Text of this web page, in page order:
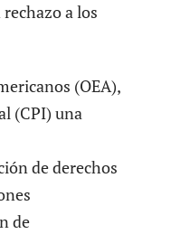
a los
(OEA),
(CPI) una
de derechos
de